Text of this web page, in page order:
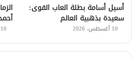
أسيل أسامة بطلة العاب القوى:
سعيدة بذهبية العالم
10 أغسطس، 2026 10 أغسطس، 2026